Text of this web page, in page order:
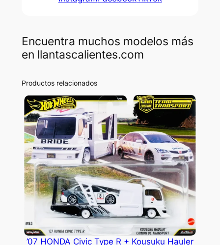
Encuentra muchos modelos más
en llantascalientes.com
Productos relacionados
’07 HONDA Civic Type R + Kousuku Hauler